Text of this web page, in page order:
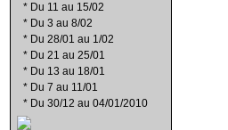
* Du 11 au 15/02
* Du 3 au 8/02
* Du 28/01 au 1/02
* Du 21 au 25/01
* Du 13 au 18/01
* Du 7 au 11/01
* Du 30/12 au 04/01/2010